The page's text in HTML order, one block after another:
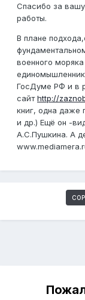
Спасибо за
работы.
В плане
военного
ГосДуме РФ и в
сайтhttp://
книг, одна даже
и др.) Ещё он -
А.С.Пушкина. А